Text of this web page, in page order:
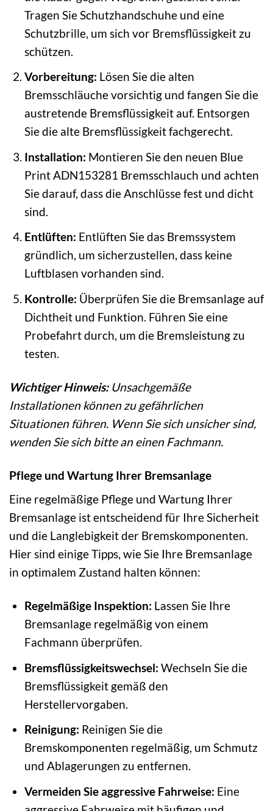
Tragen Sie Schutzhandschuhe und eine
Schutzbrille, um sich vor Bremsflüssigkeit zu
schützen.
Vorbereitung: Lösen Sie die alten
Bremsschläuche vorsichtig und fangen Sie die
austretende Bremsflüssigkeit auf. Entsorgen
Sie die alte Bremsflüssigkeit fachgerecht.
Installation: Montieren Sie den neuen Blue
Print ADN153281 Bremsschlauch und achten
Sie darauf, dass die Anschlüsse fest und dicht
sind.
Entlüften: Entlüften Sie das Bremssystem
gründlich, um sicherzustellen, dass keine
Luftblasen vorhanden sind.
Kontrolle: Überprüfen Sie die Bremsanlage auf
Dichtheit und Funktion. Führen Sie eine
Probefahrt durch, um die Bremsleistung zu
testen.
Wichtiger Hinweis:Unsachgemäße
Installationen können zu gefährlichen
Situationen führen. Wenn Sie sich unsicher sind,
wenden Sie sich bitte an einen Fachmann.
Pflege und Wartung Ihrer Bremsanlage
Eine regelmäßige Pflege und Wartung Ihrer
Bremsanlage ist entscheidend für Ihre Sicherheit
und die Langlebigkeit der Bremskomponenten.
Hier sind einige Tipps, wie Sie Ihre Bremsanlage
in optimalem Zustand halten können:
Regelmäßige Inspektion: Lassen Sie Ihre
Bremsanlage regelmäßig von einem
Fachmann überprüfen.
Bremsflüssigkeitswechsel: Wechseln Sie die
Bremsflüssigkeit gemäß den
Herstellervorgaben.
Reinigung: Reinigen Sie die
Bremskomponenten regelmäßig, um Schmutz
und Ablagerungen zu entfernen.
Vermeiden Sie aggressive Fahrweise: Eine